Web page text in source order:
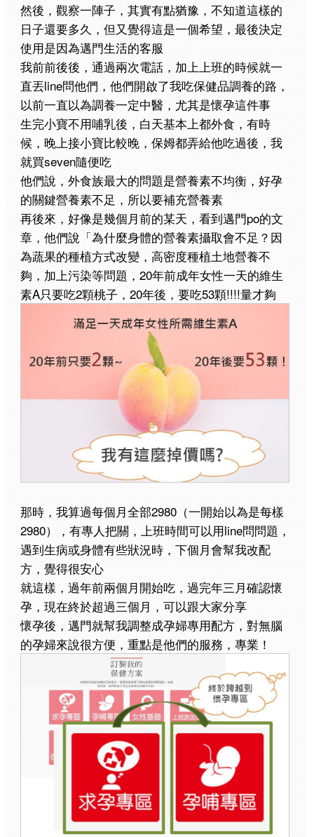
然後，觀察一陣子，其實有點猶豫，不知道這樣的
日子還要多久，但又覺得這是一個希望，最後決定
使用是因為邁門生活的客服
我前前後後，通過兩次電話，加上上班的時候就一
直丟line問他們，他們開啟了我吃保健品調養的路，
以前一直以為調養一定中醫，尤其是懷孕這件事
生完小寶不用哺乳後，白天基本上都外食，有時
候，晚上接小寶比較晚，保姆都弄給他吃過後，我
就買seven隨便吃
他們說，外食族最大的問題是營養素不均衡，好孕
的關鍵營養素不足，所以要補充營養素
再後來，好像是幾個月前的某天，看到邁門po的文
章，他們說「為什麼身體的營養素攝取會不足？因
為蔬果的種植方式改變，高密度種植土地營養不
夠，加上污染等問題，20年前成年女性一天的維生
素A只要吃2顆桃子，20年後，要吃53顆!!!!量才夠
那時，我算過每個月全部2980（一開始以為是每樣
2980），有專人把關，上班時間可以用line問問題，
遇到生病或身體有些狀況時，下個月會幫我改配
方，覺得很安心
就這樣，過年前兩個月開始吃，過完年三月確認懷
孕，現在終於超過三個月，可以跟大家分享
懷孕後，邁門就幫我調整成孕婦專用配方，對無腦
的孕婦來說很方便，重點是他們的服務，專業！